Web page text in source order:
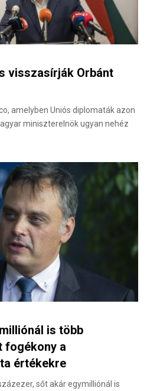
visszasírják Orbánt
amelyben Uniós diplomaták azon
miniszterelnök ugyan nehéz
is több
fogékony a
értékekre
sőt akár egymilliónál is